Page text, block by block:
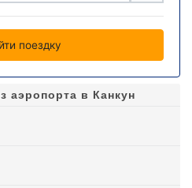
поездку
аэропорта в Канкун